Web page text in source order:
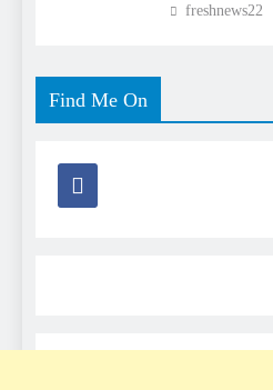
freshnews22
Find Me On